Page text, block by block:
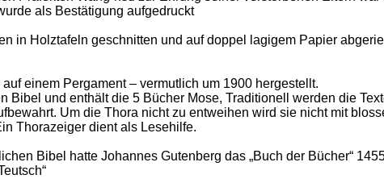
als Bestätigung aufgedruckt
in Holztafeln geschnitten und auf doppel lagigem Papier
einem Pergament – vermutlich um 1900 hergestellt.
Bibel und enthält die 5 Bücher Mose, Traditionell werden die
Um die Thora nicht zu entweihen wird sie nicht mit
Thorazeiger dient als Lesehilfe.
Bibel hatte Johannes Gutenberg das „Buch der Bücher“